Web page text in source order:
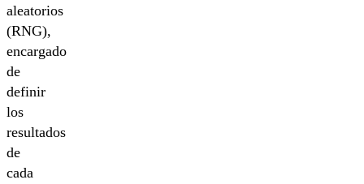
aleatorios
(RNG),
encargado
de
definir
los
resultados
de
cada